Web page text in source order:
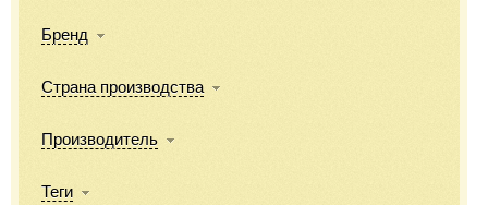
Бренд
Страна производства
Производитель
Теги